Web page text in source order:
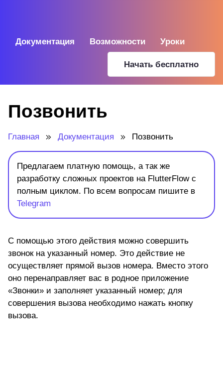
Документация Возможности Уроки
Начать бесплатно
Позвонить
Главная Документация Позвонить
Предлагаем платную помощь, а так же
разработку сложных проектов на FlutterFlow с
полным циклом. По всем вопросам пишите в
Telegram
С помощью этого действия можно совершить
звонок на указанный номер. Это действие не
осуществляет прямой вызов номера. Вместо этого
оно перенаправляет вас в родное приложение
«Звонки» и заполняет указанный номер; для
совершения вызова необходимо нажать кнопку
вызова.